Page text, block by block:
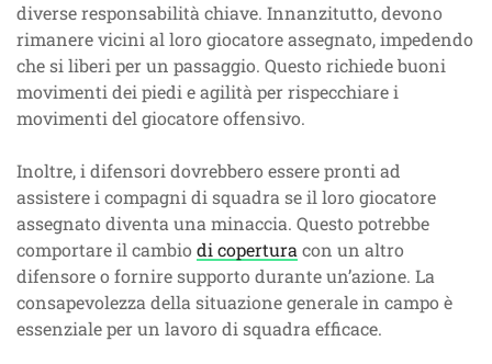
diverse responsabilità chiave. Innanzitutto, devono
rimanere vicini al loro giocatore assegnato, impedendo
che si liberi per un passaggio. Questo richiede buoni
movimenti dei piedi e agilità per rispecchiare i
movimenti del giocatore offensivo.
Inoltre, i difensori dovrebbero essere pronti ad
assistere i compagni di squadra se il loro giocatore
assegnato diventa una minaccia. Questo potrebbe
comportare il cambio di coperturacon un altro
difensore o fornire supporto durante un’azione. La
consapevolezza della situazione generale in campo è
essenziale per un lavoro di squadra efficace.